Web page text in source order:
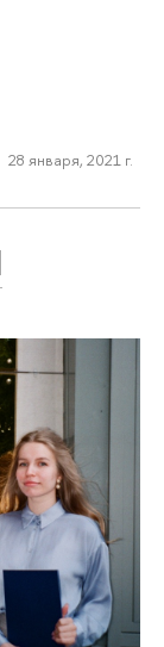
28 января, 2021 г.